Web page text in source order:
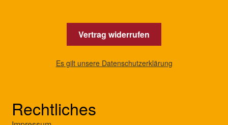
Vertrag widerrufen
Es gilt unsere Datenschutzerklärung
Rechtliches